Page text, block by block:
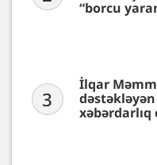
“borcu
3
İlqar
xəbərdarlıq